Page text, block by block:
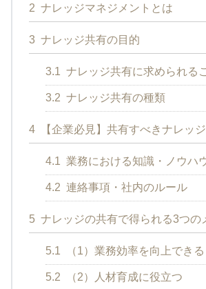
2 ナレッジマネジメントとは
3 ナレッジ共有の目的
3.1 ナレッジ共有に求められる
3.2 ナレッジ共有の種類
4 【企業必見】共有すべきナレッ
4.1 業務における知識・ノウハ
4.2 連絡事項・社内のルール
5 ナレッジの共有で得られる3つの
5.1 （1）業務効率を向上できる
5.2 （2）人材育成に役立つ